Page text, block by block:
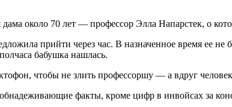
около 70 лет — профессор Элла Напарстек, о
прийти через час. В назначенное время ее
бабушка нашлась.
чтобы не злить профессоршу — а вдруг
факты, кроме цифр в инвойсах за